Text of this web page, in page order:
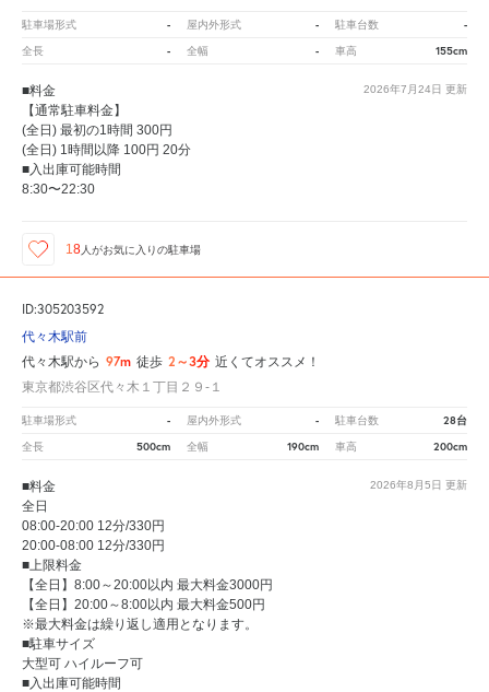
駐車場形式 - 屋内外形式 - 駐車台数 -
全長 - 全幅 - 車高 155cm
2026年7月24日 更新
■料金
【通常駐車料金】
(全日) 最初の1時間 300円
(全日) 1時間以降 100円 20分
■入出庫可能時間
8:30〜22:30
18 人がお気に入りの駐車場
ID:305203592
代々木駅前
代々木駅から 97m 徒歩 2～3分 近くてオススメ！
東京都渋谷区代々木１丁目２９‐１
駐車場形式 - 屋内外形式 - 駐車台数 28台
全長 500cm 全幅 190cm 車高 200cm
2026年8月5日 更新
■料金
全日
08:00-20:00 12分/330円
20:00-08:00 12分/330円
■上限料金
【全日】8:00～20:00以内 最大料金3000円
【全日】20:00～8:00以内 最大料金500円
※最大料金は繰り返し適用となります。
■駐車サイズ
大型可 ハイルーフ可
■入出庫可能時間